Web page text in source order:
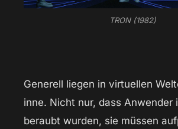
TRON (1982)
Generell liegen in virtuellen
inne. Nicht nur, dass Anwender
beraubt wurden, sie müssen